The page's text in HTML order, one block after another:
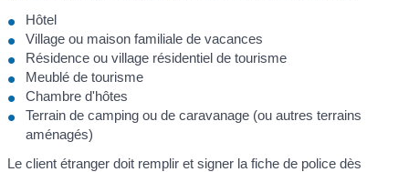
Hôtel
Village ou maison familiale de vacances
Résidence ou village résidentiel de tourisme
Meublé de tourisme
Chambre d'hôtes
Terrain de camping ou de caravanage (ou autres terrains
aménagés)
Le client étranger doit remplir et signer la fiche de police dès